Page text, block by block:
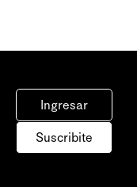
Ingresar
Suscribite